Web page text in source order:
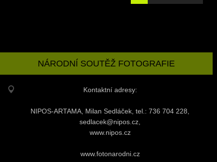
NÁRODNÍ SOUTĚŽ FOTOGRAFIE
Kontaktní adresy:
NIPOS-ARTAMA, Milan Sedláček, tel.: 736 704 228,
sedlacek@nipos.cz,
www.nipos.cz
www.fotonarodni.cz